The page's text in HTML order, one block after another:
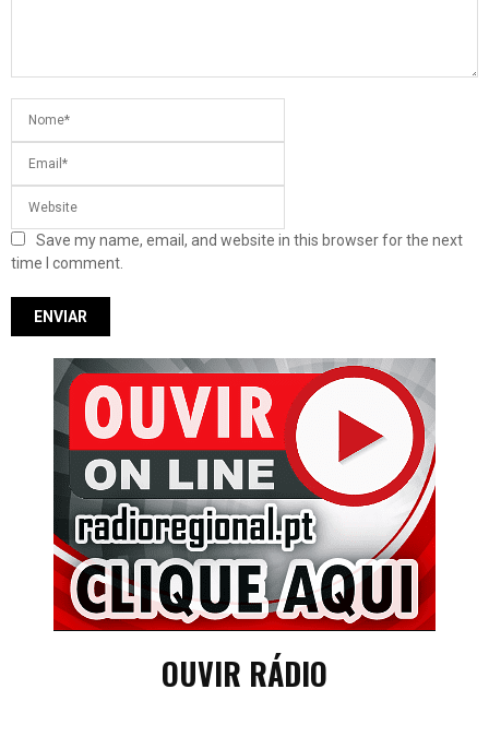
Save my name, email, and website in this browser for the next
time I comment.
OUVIR RÁDIO